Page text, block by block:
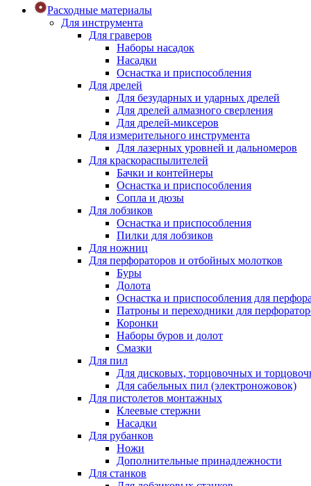
Расходные материалы
Для инструмента
Для граверов
Наборы насадок
Насадки
Оснастка и приспособления
Для дрелей
Для безударных и ударных дрелей
Для дрелей алмазного сверления
Для дрелей-миксеров
Для измерительного инструмента
Для лазерных уровней и дальномеров
Для краскораспылителей
Бачки и контейнеры
Оснастка и приспособления
Сопла и дюзы
Для лобзиков
Оснастка и приспособления
Пилки для лобзиков
Для ножниц
Для перфораторов и отбойных молотков
Буры
Долота
Оснастка и приспособления для
Патроны и переходники для
Коронки
Наборы буров и долот
Смазки
Для пил
Для дисковых, торцовочных и
Для сабельных пил (электроножовок)
Для пистолетов монтажных
Клеевые стержни
Насадки
Для рубанков
Ножи
Дополнительные принадлежности
Для станков